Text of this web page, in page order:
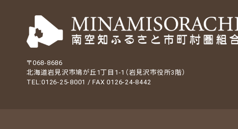
〒068-8686
北海道岩見沢市鳩が丘1丁目1-1（岩見沢市役所3階）
TEL:0126-25-8001 / FAX 0126-24-8442